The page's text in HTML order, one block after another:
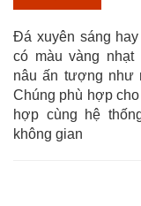
Đá xuyên sáng
có màu vàng
nâu ấn tượng như
Chúng phù hợp
hợp cùng hệ
không gian